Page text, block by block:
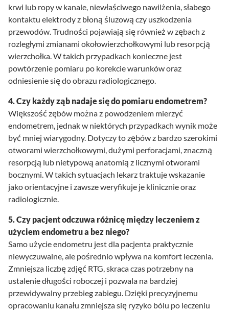
krwi lub ropy w kanale, niewłaściwego nawilżenia, słabego
kontaktu elektrody z błoną śluzową czy uszkodzenia
przewodów. Trudności pojawiają się również w zębach z
rozległymi zmianami okołowierzchołkowymi lub resorpcją
wierzchołka. W takich przypadkach konieczne jest
powtórzenie pomiaru po korekcie warunków oraz
odniesienie się do obrazu radiologicznego.
4. Czy każdy ząb nadaje się do pomiaru endometrem?
Większość zębów można z powodzeniem mierzyć
endometrem, jednak w niektórych przypadkach wynik może
być mniej wiarygodny. Dotyczy to zębów z bardzo szerokimi
otworami wierzchołkowymi, dużymi perforacjami, znaczną
resorpcją lub nietypową anatomią z licznymi otworami
bocznymi. W takich sytuacjach lekarz traktuje wskazanie
jako orientacyjne i zawsze weryfikuje je klinicznie oraz
radiologicznie.
5. Czy pacjent odczuwa różnicę między leczeniem z
użyciem endometru a bez niego?
Samo użycie endometru jest dla pacjenta praktycznie
niewyczuwalne, ale pośrednio wpływa na komfort leczenia.
Zmniejsza liczbę zdjęć RTG, skraca czas potrzebny na
ustalenie długości roboczej i pozwala na bardziej
przewidywalny przebieg zabiegu. Dzięki precyzyjnemu
opracowaniu kanału zmniejsza się ryzyko bólu po leczeniu